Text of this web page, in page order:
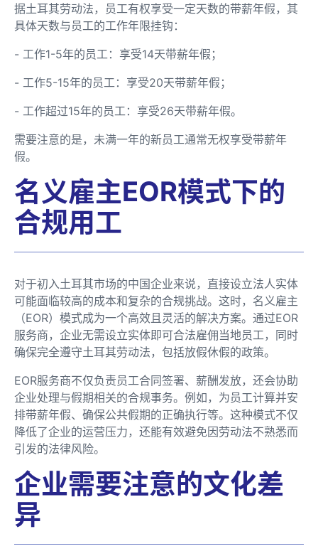
据土耳其劳动法，员工有权享受一定天数的带薪年假，其
具体天数与员工的工作年限挂钩：
- 工作1-5年的员工：享受14天带薪年假；
- 工作5-15年的员工：享受20天带薪年假；
- 工作超过15年的员工：享受26天带薪年假。
需要注意的是，未满一年的新员工通常无权享受带薪年
假。
名义雇主EOR模式下的
合规用工
对于初入土耳其市场的中国企业来说，直接设立法人实体
可能面临较高的成本和复杂的合规挑战。这时，名义雇主
（EOR）模式成为一个高效且灵活的解决方案。通过EOR
服务商，企业无需设立实体即可合法雇佣当地员工，同时
确保完全遵守土耳其劳动法，包括放假休假的政策。
EOR服务商不仅负责员工合同签署、薪酬发放，还会协助
企业处理与假期相关的合规事务。例如，为员工计算并安
排带薪年假、确保公共假期的正确执行等。这种模式不仅
降低了企业的运营压力，还能有效避免因劳动法不熟悉而
引发的法律风险。
企业需要注意的文化差
异